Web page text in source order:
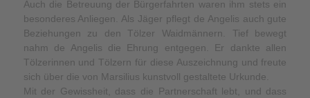
Auch die Betreuung der Bürgerfahrten waren ihm stets ein
besonderes Anliegen. Als Jäger pflegt de Angelis auch gute
Beziehungen zu den Tölzer Waidmännern. Tief bewegt
nahm de Angelis die Ehrung entgegen. Er dankte allen
Tölzerinnen und Tölzern für diese Auszeichnung und freute
sich über die von Marsilius kunstvoll gestaltete Urkunde.
Mit der Gewissheit, dass die Partnerschaft lebt, und dass